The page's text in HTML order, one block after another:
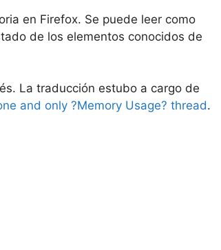
en Firefox. Se puede leer como
de los elementos conocidos de
La traducción estubo a cargo de
and only ?Memory Usage? thread.